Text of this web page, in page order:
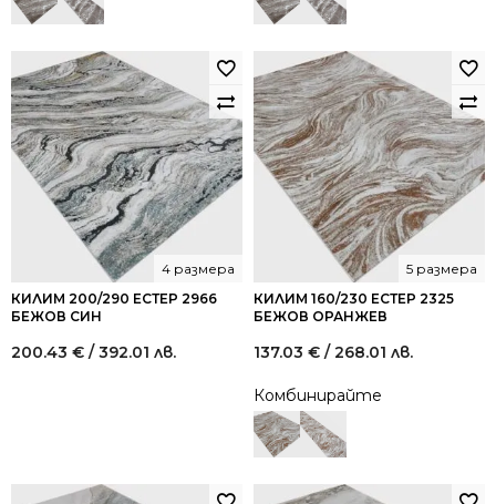
КИЛИМ 200/290 ЕСТЕР 2966
БЕЖОВ СИН
4 размера
200.43 € / 392.01 лв.
КИЛИМ 160/230 ЕСТЕР 2325
БЕЖОВ ОРАНЖЕВ
5 размера
137.03 € / 268.01 лв.
Комбинирайте